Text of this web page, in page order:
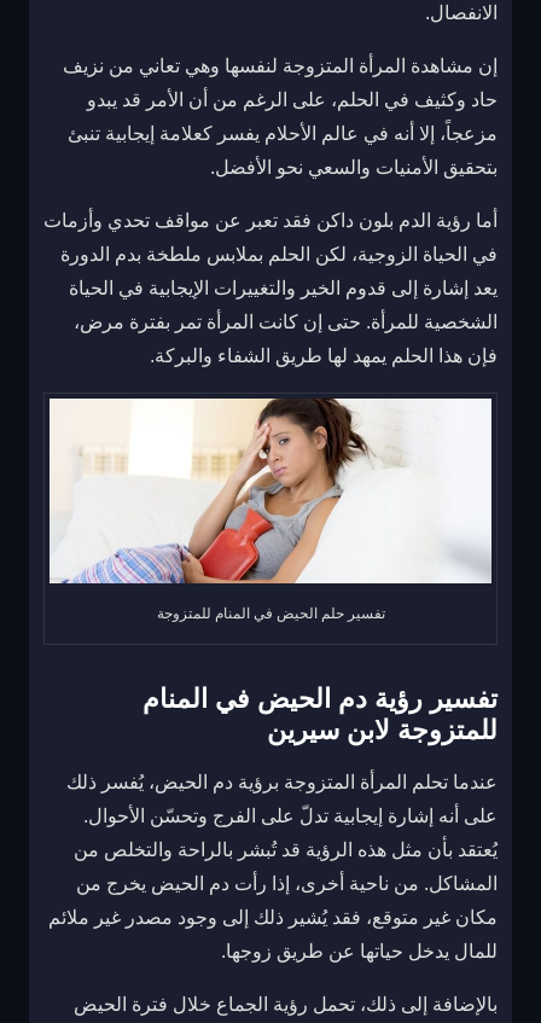
الانفصال.
إن مشاهدة المرأة المتزوجة لنفسها وهي تعاني من نزيف
حاد وكثيف في الحلم، على الرغم من أن الأمر قد يبدو
مزعجاً، إلا أنه في عالم الأحلام يفسر كعلامة إيجابية تنبئ
بتحقيق الأمنيات والسعي نحو الأفضل.
أما رؤية الدم بلون داكن فقد تعبر عن مواقف تحدي وأزمات
في الحياة الزوجية، لكن الحلم بملابس ملطخة بدم الدورة
يعد إشارة إلى قدوم الخير والتغييرات الإيجابية في الحياة
الشخصية للمرأة. حتى إن كانت المرأة تمر بفترة مرض،
فإن هذا الحلم يمهد لها طريق الشفاء والبركة.
تفسير حلم الحيض في المنام للمتزوجة
تفسير رؤية دم الحيض في المنام
للمتزوجة لابن سيرين
عندما تحلم المرأة المتزوجة برؤية دم الحيض، يُفسر ذلك
على أنه إشارة إيجابية تدلّ على الفرج وتحسّن الأحوال.
يُعتقد بأن مثل هذه الرؤية قد تُبشر بالراحة والتخلص من
المشاكل. من ناحية أخرى، إذا رأت دم الحيض يخرج من
مكان غير متوقع، فقد يُشير ذلك إلى وجود مصدر غير ملائم
للمال يدخل حياتها عن طريق زوجها.
بالإضافة إلى ذلك، تحمل رؤية الجماع خلال فترة الحيض